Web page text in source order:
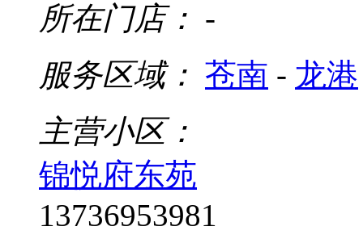
所在门店： -
服务区域： 苍南 - 龙港
主营小区：
锦悦府东苑
13736953981